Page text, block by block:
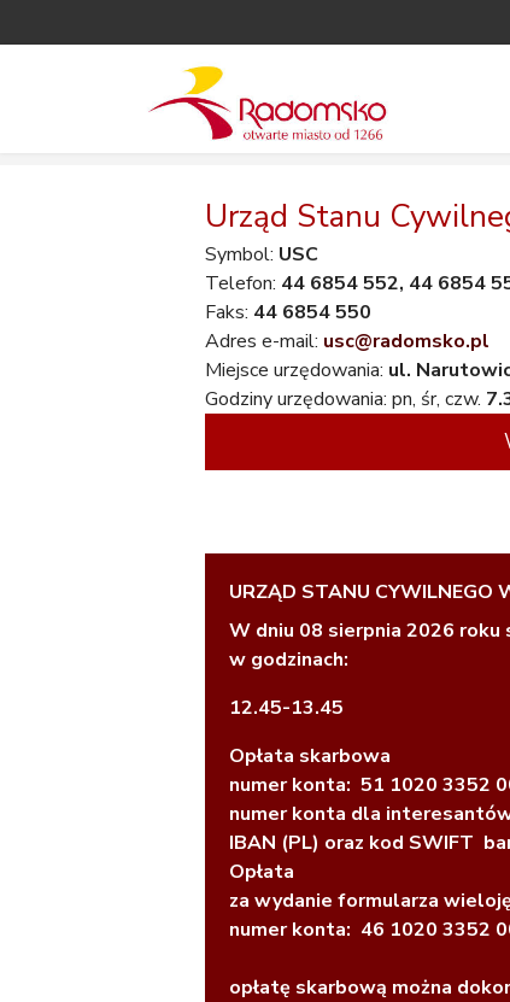
Urząd Stanu
Symbol: USC
Telefon: 44 6854 552, 44 6854
Faks: 44 6854 550
Adres e-mail: usc@radomsko.pl
Miejsce urzędowania: ul.
Godziny urzędowania: pn, śr, czw.
URZĄD STANU CYWILNEGO
W dniu 08 sierpnia 2026
w godzinach:
12.45-13.45
Opłata skarbowa
numer konta: 51 1020 3352
numer konta dla
IBAN (PL) oraz kod SWIFT
Opłata
za wydanie formularza
numer konta: 46 1020 3352
opłatę skarbową można